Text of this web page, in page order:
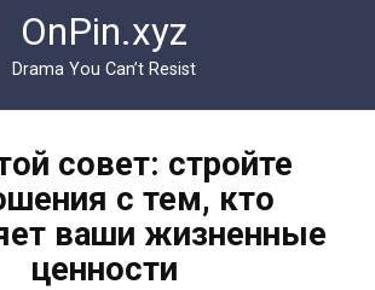
OnPin.xyz
Drama You Can’t Resist
совет: стройте
с тем, кто
ваши жизненные
ценности